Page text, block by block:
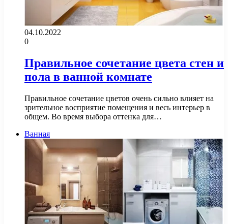
04.10.2022
0
Правильное сочетание цвета стен и
пола в ванной комнате
Правильное сочетание цветов очень сильно влияет на
зрительное восприятие помещения и весь интерьер в
общем. Во время выбора оттенка для…
Ванная